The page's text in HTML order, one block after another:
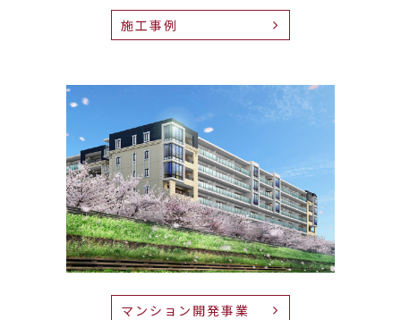
施工事例
マンション開発事業